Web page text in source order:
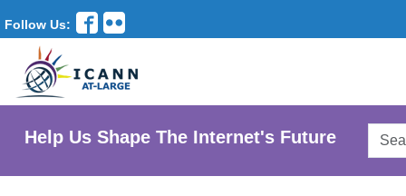
Follow Us:
Help Us Shape The Internet's Future